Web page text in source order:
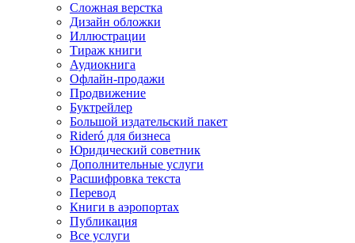
Сложная верстка
Дизайн обложки
Иллюстрации
Тираж книги
Аудиокнига
Офлайн-продажи
Продвижение
Буктрейлер
Большой издательский пакет
Rideró для бизнеса
Юридический советник
Дополнительные услуги
Расшифровка текста
Перевод
Книги в аэропортах
Публикация
Все услуги